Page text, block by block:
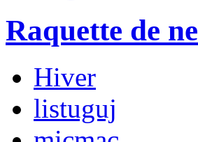
Raquette de
Hiver
listuguj